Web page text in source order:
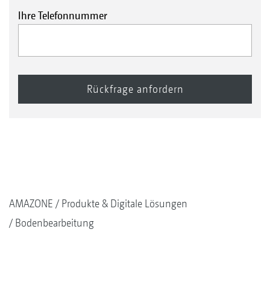
Ihre Telefonnummer
AMAZONE
Produkte & Digitale Lösungen
Bodenbearbeitung